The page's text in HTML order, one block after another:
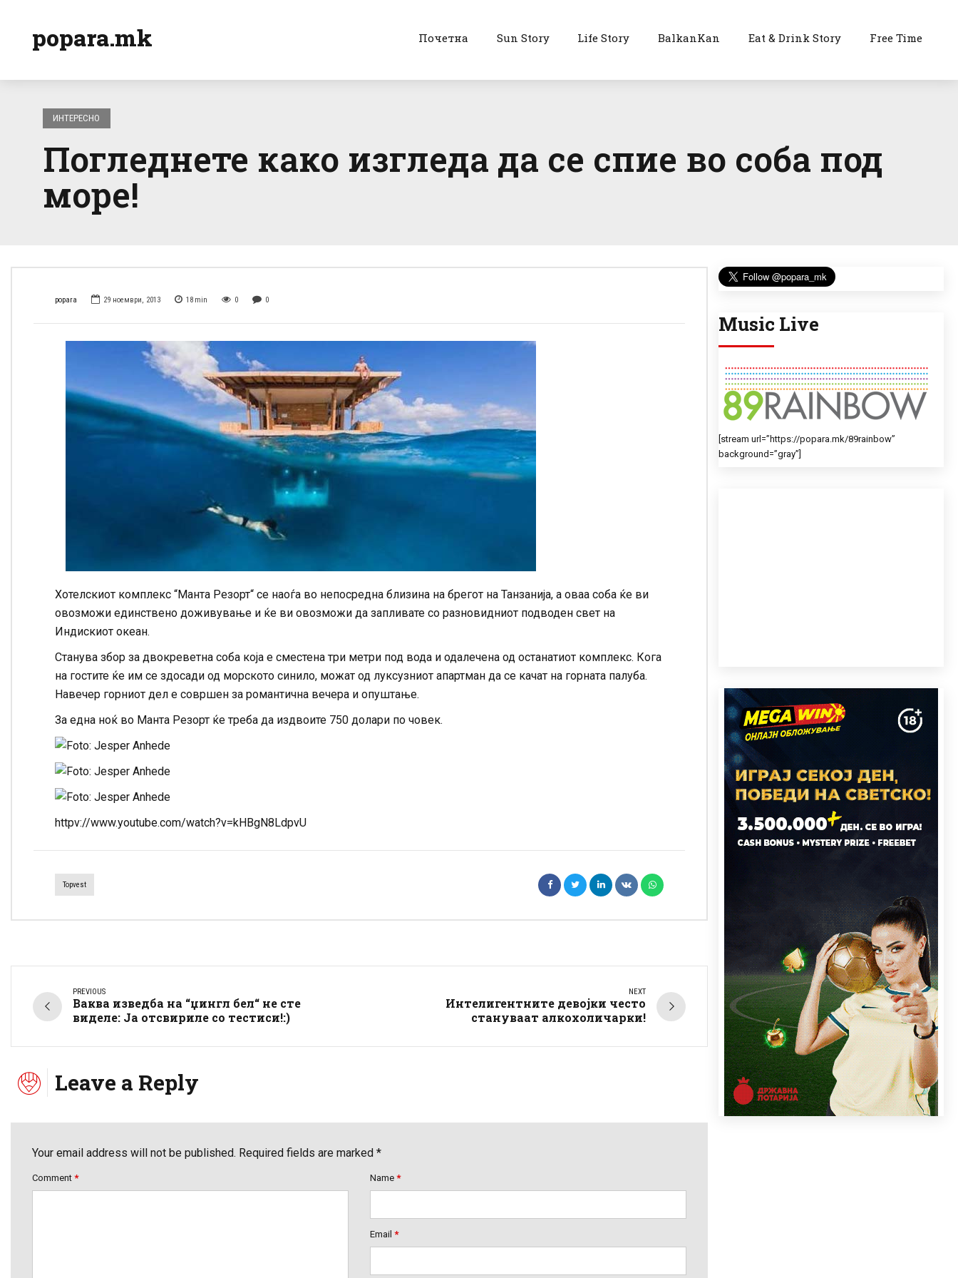
popara.mk Почетна Sun Story Life Story BalkanKan Eat & Drink Story Free Time
ИНТЕРЕСНО
Погледнете како изгледа да се спие во соба под
море!
popara 29 ноември, 2013 18 min 0 0
Хотелскиот комплекс “Манта Резорт“ се наоѓа во непосредна близина на брегот на Танзанија, а оваа соба ќе ви
овозможи единствено доживување и ќе ви овозможи да запливате со разновидниот подводен свет на
Индискиот океан.
Станува збор за двокреветна соба која е сместена три метри под вода и одалечена од останатиот комплекс. Кога
на гостите ќе им се здосади од морското синило, можат од луксузниот апартман да се качат на горната палуба.
Навечер горниот дел е совршен за романтична вечера и опуштање.
За една ноќ во Манта Резорт ќе треба да издвоите 750 долари по човек.
httpv://www.youtube.com/watch?v=kHBgN8LdpvU
Topvest
PREVIOUS
Ваква изведба на “џингл бел“ не сте
виделе: Ја отсвириле со тестиси!:)
NEXT
Интелигентните девојки често
стануваат алкохоличарки!
Leave a Reply
Your email address will not be published. Required fields are marked *
Comment * Name *
Email *
Music Live
[stream url=”https://popara.mk/89rainbow”
background=”gray”]